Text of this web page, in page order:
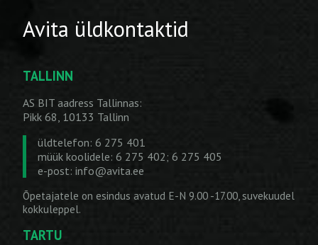
Avita üldkontaktid
TALLINN
AS BIT aadress Tallinnas:
Pikk 68, 10133 Tallinn
üldtelefon: 6 275 401
müük koolidele: 6 275 402; 6 275 405
e-post: info@avita.ee
Õpetajatele on esindus avatud E-N 9.00 -17.00, suvekuudel
kokkuleppel.
TARTU